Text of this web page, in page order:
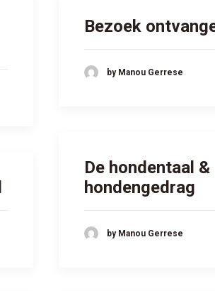
Bezoek
by Manou Gerrese
De hondentaal &
hondengedrag
by Manou Gerrese